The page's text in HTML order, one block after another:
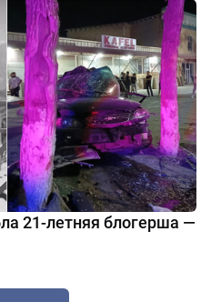
21-летняя блогерша —